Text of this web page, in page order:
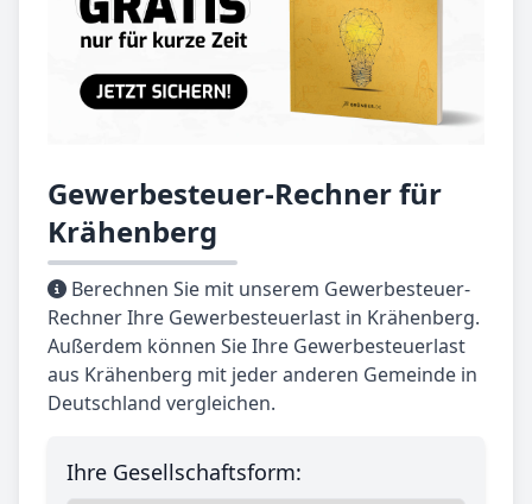
Gewerbesteuer-Rechner für
Krähenberg
Berechnen Sie mit unserem Gewerbesteuer-
Rechner Ihre Gewerbesteuerlast in Krähenberg.
Außerdem können Sie Ihre Gewerbesteuerlast
aus Krähenberg mit jeder anderen Gemeinde in
Deutschland vergleichen.
Ihre Gesellschaftsform: